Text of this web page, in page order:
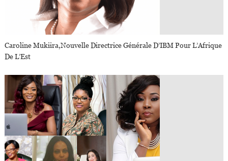
Caroline Mukiira,nouvelle Directrice Générale D’IBM Pour L’Afrique
De L’Est